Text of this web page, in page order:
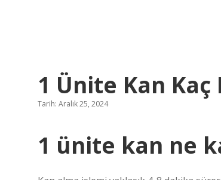
1 Ünite Kan Kaç
Tarih: Aralık 25, 2024
1 ünite kan ne